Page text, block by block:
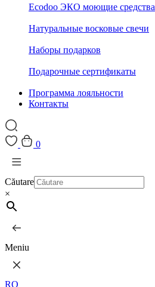
Ecodoo ЭКО моющие средства
Натуральные восковые свечи
Наборы подарков
Подарочные сертификаты
Программа лояльности
Контакты
0
Căutare
×
Meniu
RO